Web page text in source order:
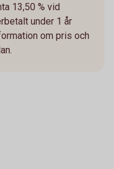
13,50 % vid
under 1 år
om pris och